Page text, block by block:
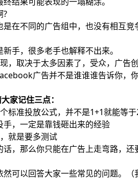
?
是在不同的广告组中，也没有相互
手，很多老手也解释不出来。
，取决于太多因素了，受众，广告
广告并不是谁谁谁告诉你，
家记住三点：
标准投放公式，并不是1+1就能等
，一定是靠钱砸出来的经验
就是要多测试
，那么你只能在广告上走弯路，还
可以回答大家一些常见的问题。